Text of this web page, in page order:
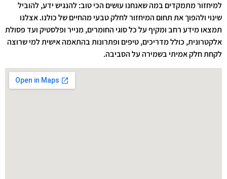
למיחזור מתמקדים במה שאנחנו עושים הכי טוב: להנגיש ידע, להוביל
שינוי ולהפוך את תחום המיחזור לחלק טבעי מהחיים של כולנו. אצלנו
תמצאו מידע רחב ומקיף על כל סוגי החומרים, מנייר ופלסטיק ועד פסולת
אלקטרונית, כולל מדריכים, טיפים ופתרונות בהתאמה אישית למי שרוצה
לקחת חלק אמיתי בשמירה על הסביבה.